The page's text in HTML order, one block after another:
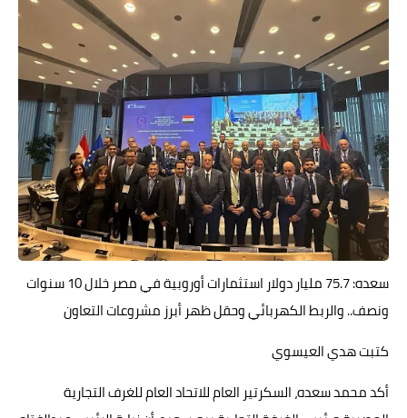
سعده: 75.7 مليار دولار استثمارات أوروبية في مصر خلال 10 سنوات
ونصف.. والربط الكهربائي وحقل ظهر أبرز مشروعات التعاون
كتبت هدي العيسوي
أكد محمد سعده، السكرتير العام للاتحاد العام للغرف التجارية